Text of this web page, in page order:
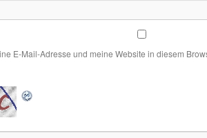
E-Mail-Adresse und meine Website in diesem